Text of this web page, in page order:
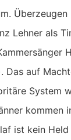
Lehner als
Das auf
System
kommen
ist kein